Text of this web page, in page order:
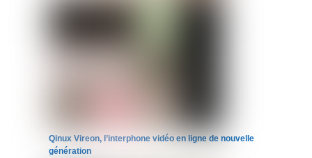
Qinux Vireon, l’interphone vidéo en ligne de nouvelle
génération